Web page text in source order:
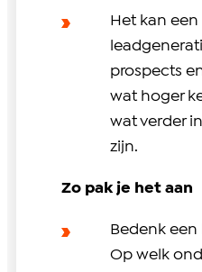
Het kan een
prospects
wat hoger
wat verder
zijn.
Zo pak je het aan
Bedenk
Op welk